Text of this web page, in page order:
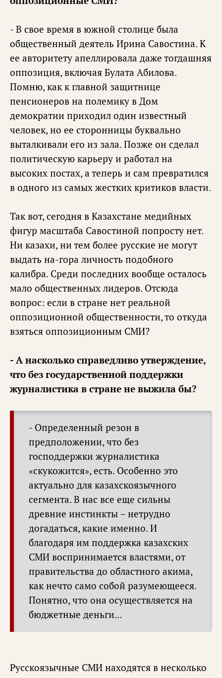
- В свое время в южной столице была
общественный деятель Ирина Савостина. К
ее авторитету апеллировала даже тогдашняя
оппозиция, включая Булата Абилова.
Помню, как к главной защитнице
пенсионеров на полемику в Дом
демократии приходил один известный
человек, но ее сторонницы буквально
выталкивали его из зала. Позже он сделал
политическую карьеру и работал на
высоких постах, а теперь и сам превратился
в одного из самых жестких критиков власти.
Так вот, сегодня в Казахстане медийных
фигур масштаба Савостиной попросту нет.
Ни казахи, ни тем более русские не могут
выдать на-гора личность подобного
калибра. Среди последних вообще осталось
мало общественных лидеров. Отсюда
вопрос: если в стране нет реальной
оппозиционной общественности, то откуда
взяться оппозиционным СМИ?
- А насколько справедливо утверждение,
что без государственной поддержки
журналистика в стране не выжила бы?
- Определенный резон в
предположении, что без
господдержки журналистика
«скукожится», есть. Особенно это
актуально для казахскоязычного
сегмента. В нас все еще сильны
древние инстинкты – нетрудно
догадаться, какие именно. И
благодаря им поддержка казахских
СМИ воспринимается властями, от
правительства до областного акима,
как нечто само собой разумеющееся.
Понятно, что она осуществляется на
бюджетные деньги...
Русскоязычные СМИ находятся в несколько